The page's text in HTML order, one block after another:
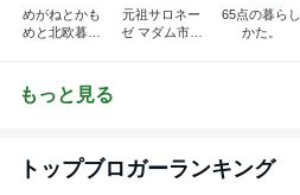
めがねとかも
めと北欧暮ら
元祖サロネー
ゼ マダム市川
65点の暮らし
かた。
もっと見る
トップブロガーランキング